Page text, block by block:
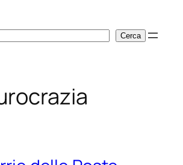
Cerca